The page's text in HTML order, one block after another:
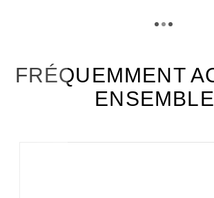
FRÉQUEMMENT
ENSEMBLE